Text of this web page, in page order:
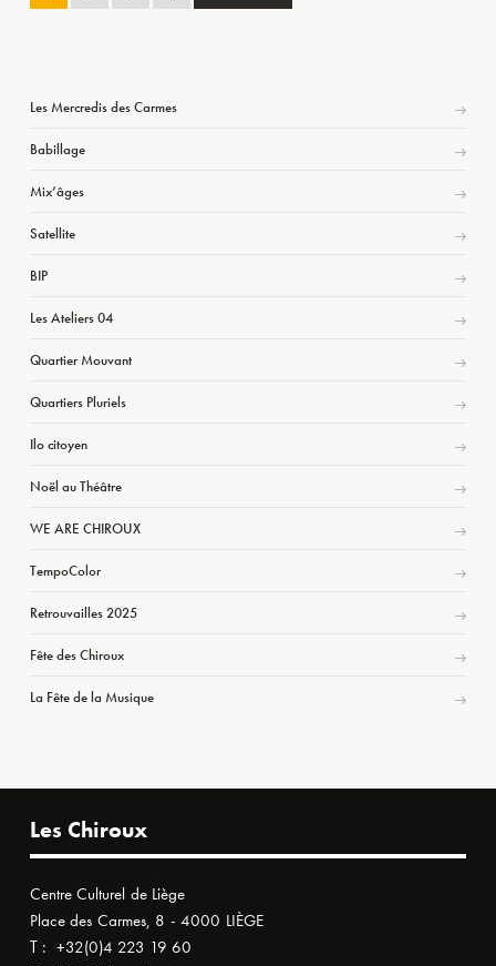
Les Mercredis des Carmes
Babillage
Mix’âges
Satellite
BIP
Les Ateliers 04
Quartier Mouvant
Quartiers Pluriels
Ilo citoyen
Noël au Théâtre
WE ARE CHIROUX
TempoColor
Retrouvailles 2025
Fête des Chiroux
La Fête de la Musique
Les Chiroux
Centre Culturel de Liège
Place des Carmes, 8 - 4000 LIÈGE
T : +32(0)4 223 19 60